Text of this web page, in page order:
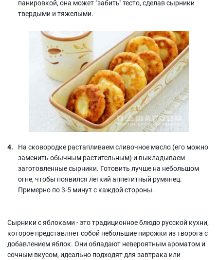
панировкой, она может "забить" тесто, сделав сырники
твердыми и тяжелыми.
На сковородке растапливаем сливочное масло (его можно
заменить обычным растительным) и выкладываем
заготовленные сырники. Готовить лучше на небольшом
огне, чтобы появился легкий аппетитный румянец.
Примерно по 3-5 минут с каждой стороны.
Сырники с яблоками - это традиционное блюдо русской кухни,
которое представляет собой небольшие пирожки из творога с
добавлением яблок. Они обладают невероятным ароматом и
сочным вкусом, идеально подходят для завтрака или